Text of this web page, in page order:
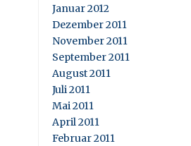
Januar 2012
Dezember 2011
November 2011
September 2011
August 2011
Juli 2011
Mai 2011
April 2011
Februar 2011